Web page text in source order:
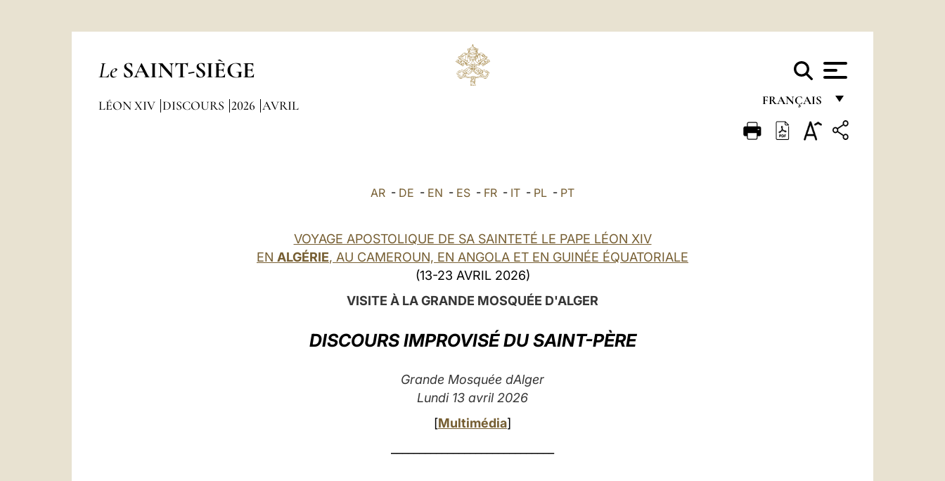
Le SAINT-SIÈGE
FRANÇAIS
FRANÇAIS
LÉON XIV DISCOURS 2026 AVRIL
AR - DE - EN - ES - FR - IT - PL - PT
VOYAGE APOSTOLIQUE DE SA SAINTETÉ LE PAPE LÉON XIV
EN ALGÉRIE, AU CAMEROUN, EN ANGOLA ET EN GUINÉE ÉQUATORIALE
(13-23 AVRIL 2026)
VISITE À LA GRANDE MOSQUÉE D'ALGER
DISCOURS IMPROVISÉ DU SAINT-PÈRE
Grande Mosquée dAlger
Lundi 13 avril 2026
[Multimédia]